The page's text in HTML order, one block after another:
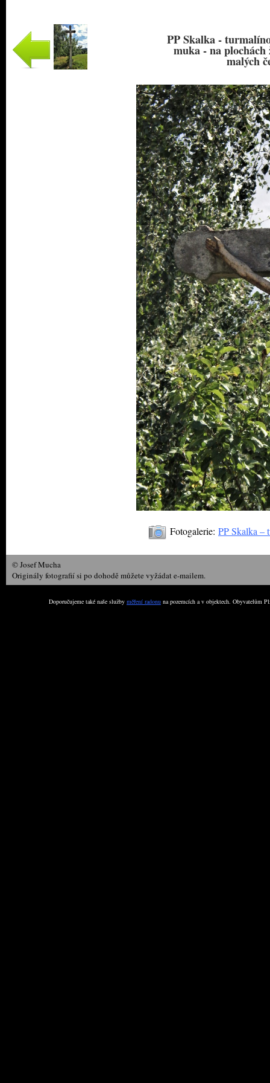
PP Skalka -
muka - na
malých
Fotogalerie: PP Skalka –
© Josef Mucha
Originály fotografií si po dohodě můžete vyžádat e-mailem.
Doporučujeme také naše služby měření radonu na pozemcích a v objektech. Obyvatelům